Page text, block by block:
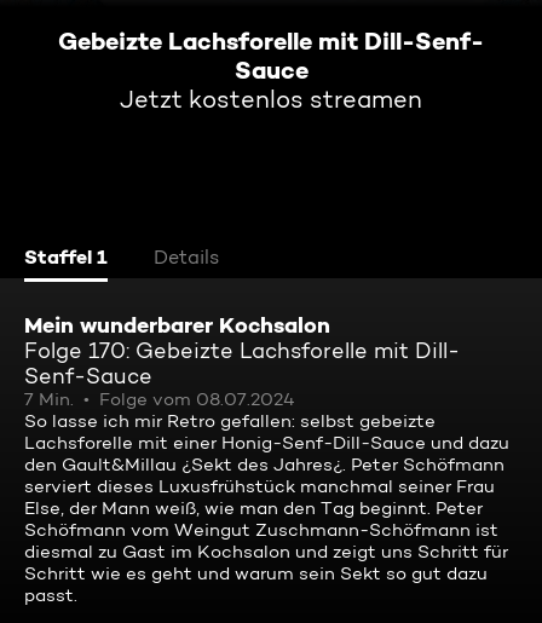
Gebeizte Lachsforelle mit Dill-Senf-
Sauce
Jetzt kostenlos streamen
Staffel 1 Details
Mein wunderbarer Kochsalon
Folge 170: Gebeizte Lachsforelle mit Dill-
Senf-Sauce
7 Min.
Folge vom 08.07.2024
So lasse ich mir Retro gefallen: selbst gebeizte
Lachsforelle mit einer Honig-Senf-Dill-Sauce und dazu
den Gault&Millau ¿Sekt des Jahres¿. Peter Schöfmann
serviert dieses Luxusfrühstück manchmal seiner Frau
Else, der Mann weiß, wie man den Tag beginnt. Peter
Schöfmann vom Weingut Zuschmann-Schöfmann ist
diesmal zu Gast im Kochsalon und zeigt uns Schritt für
Schritt wie es geht und warum sein Sekt so gut dazu
passt.